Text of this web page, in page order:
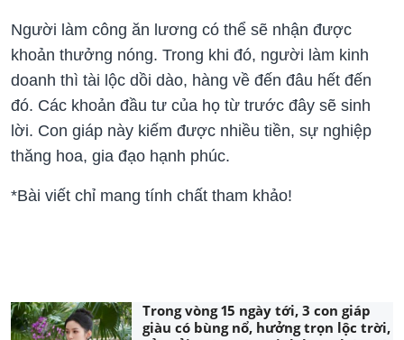
Người làm công ăn lương có thể sẽ nhận được
khoản thưởng nóng. Trong khi đó, người làm kinh
doanh thì tài lộc dồi dào, hàng về đến đâu hết đến
đó. Các khoản đầu tư của họ từ trước đây sẽ sinh
lời. Con giáp này kiếm được nhiều tiền, sự nghiệp
thăng hoa, gia đạo hạnh phúc.
*Bài viết chỉ mang tính chất tham khảo!
Trong vòng 15 ngày tới, 3 con giáp
giàu có bùng nổ, hưởng trọn lộc trời,